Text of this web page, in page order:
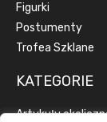
Figurki
Postumenty
Trofea Szklane
KATEGORIE
Artykuły